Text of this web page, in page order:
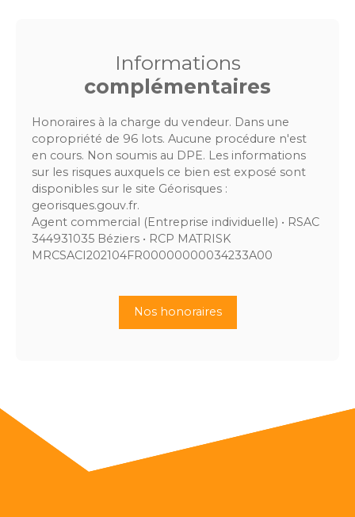
Informations
complémentaires
Honoraires à la charge du vendeur. Dans une
copropriété de 96 lots. Aucune procédure n'est
en cours. Non soumis au DPE. Les informations
sur les risques auxquels ce bien est exposé sont
disponibles sur le site Géorisques :
georisques.gouv.fr.
Agent commercial (Entreprise individuelle) • RSAC
344931035 Béziers • RCP MATRISK
MRCSACI202104FR00000000034233A00
Nos honoraires